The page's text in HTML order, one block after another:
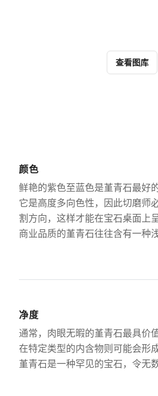
查看图库
颜色
鲜艳的紫色至蓝色是堇青石最好
它是高度多向色性，因此切磨师
割方向，这样才能在宝石桌面上
商业品质的堇青石往往含有一种
净度
通常，肉眼无暇的堇青石最具价
在特定类型的内含物则可能会形
堇青石是一种罕见的宝石，令无